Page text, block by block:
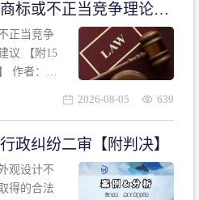
标或不正当竞争理论与
议 【附15省市是否侵权
正当竞争
议 【附15
靖超 【导
剪标的商
否侵权案
2026-08-05 639
政纠纷二审【附判决】
观设计不
得的合法